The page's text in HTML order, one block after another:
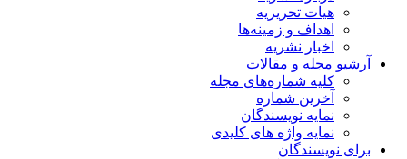
هیات تحریریه
اهداف و زمینه‌ها
اخبار نشریه
آرشیو مجله و مقالات
کلیه شماره‌های مجله
آخرین شماره
نمایه نویسندگان
نمایه واژه های کلیدی
برای نویسندگان